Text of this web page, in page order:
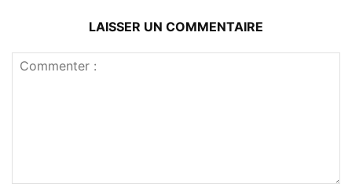
LAISSER UN COMMENTAIRE